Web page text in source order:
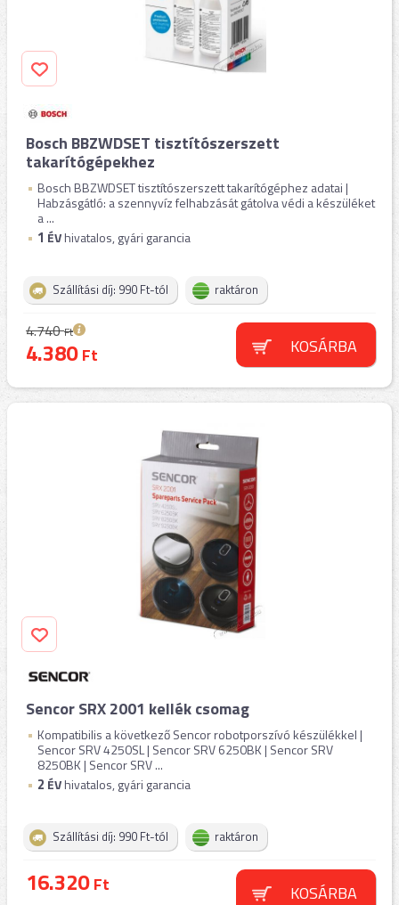
Bosch BBZWDSET tisztítószerszett
takarítógépekhez
Bosch BBZWDSET tisztítószerszett takarítógéphez adatai |
Habzásgátló: a szennyvíz felhabzását gátolva védi a készüléket
a ...
1 ÉVhivatalos, gyári garancia
Szállítási díj: 990 Ft-tól raktáron
4.740Ft
4.380Ft KOSÁRBA
Sencor SRX 2001 kellék csomag
Kompatibilis a következő Sencor robotporszívó készülékkel |
Sencor SRV 4250SL | Sencor SRV 6250BK | Sencor SRV
8250BK | Sencor SRV ...
2 ÉVhivatalos, gyári garancia
Szállítási díj: 990 Ft-tól raktáron
16.320Ft KOSÁRBA